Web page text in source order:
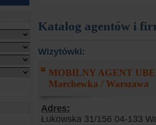
Katalog agentów i
Wizytówki:
MOBILNY AGENT
Marchewka / Warszawa
Adres:
Łukowska 31/156 04-133